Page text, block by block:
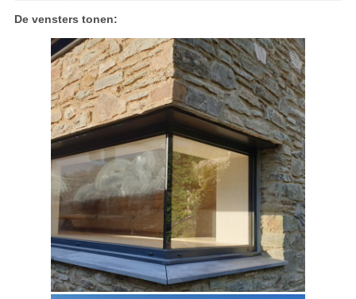
De vensters tonen: